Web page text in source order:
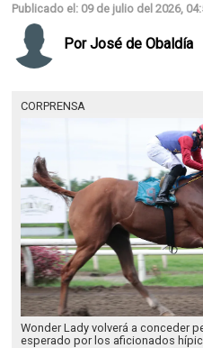
Publicado el: 09 de julio del 2026,
PorJosé de Obaldía
CORPRENSA
Wonder Lady volverá a conceder
esperado por los aficionados